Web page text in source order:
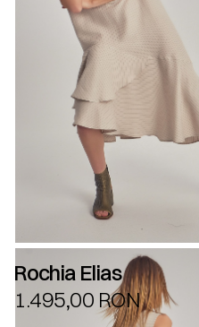
Rochia Elias
1.495,00 RON